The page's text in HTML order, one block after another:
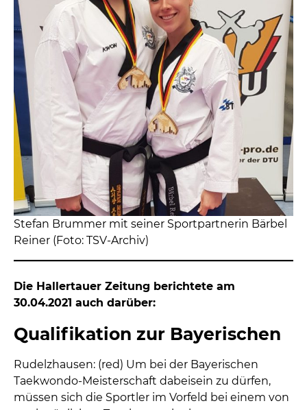
Stefan Brummer mit seiner Sportpartnerin Bärbel
Reiner (Foto: TSV-Archiv)
Die Hallertauer Zeitung berichtete am
30.04.2021 auch darüber:
Qualifikation zur Bayerischen
Rudelzhausen: (red) Um bei der Bayerischen
Taekwondo-Meisterschaft dabeisein zu dürfen,
müssen sich die Sportler im Vorfeld bei einem von